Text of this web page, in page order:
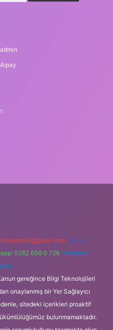
admin
Alpay
Teams:
0262 606 0 726 Telegram:
gereğince Bilgi Teknolojileri
onaylanmış bir Yer Sağlayıcı
sitedeki içerikleri proaktif
bulunmamaktadır.